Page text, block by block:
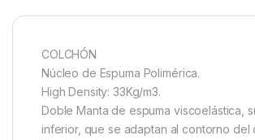
COLCHÓN
Núcleo de Espuma Polimérica.
High Density: 33Kg/m3.
Doble Manta de espuma viscoelástica,
inferior, que se adaptan al contorno del